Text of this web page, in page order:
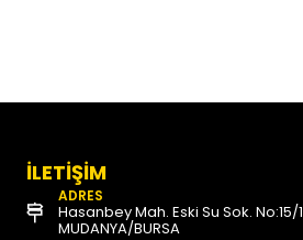
İLETİŞİM
ADRES
Hasanbey Mah. Eski Su Sok. No:15/1
MUDANYA/BURSA